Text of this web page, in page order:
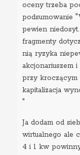
oceny trzeba
podsumowanie
pewien
fragmenty
nią ryzyka
akcjonariuszem
przy kroczącym
kapitalizacja
"
Ja dodam od
wirtualnego ale
4 i 1 kw